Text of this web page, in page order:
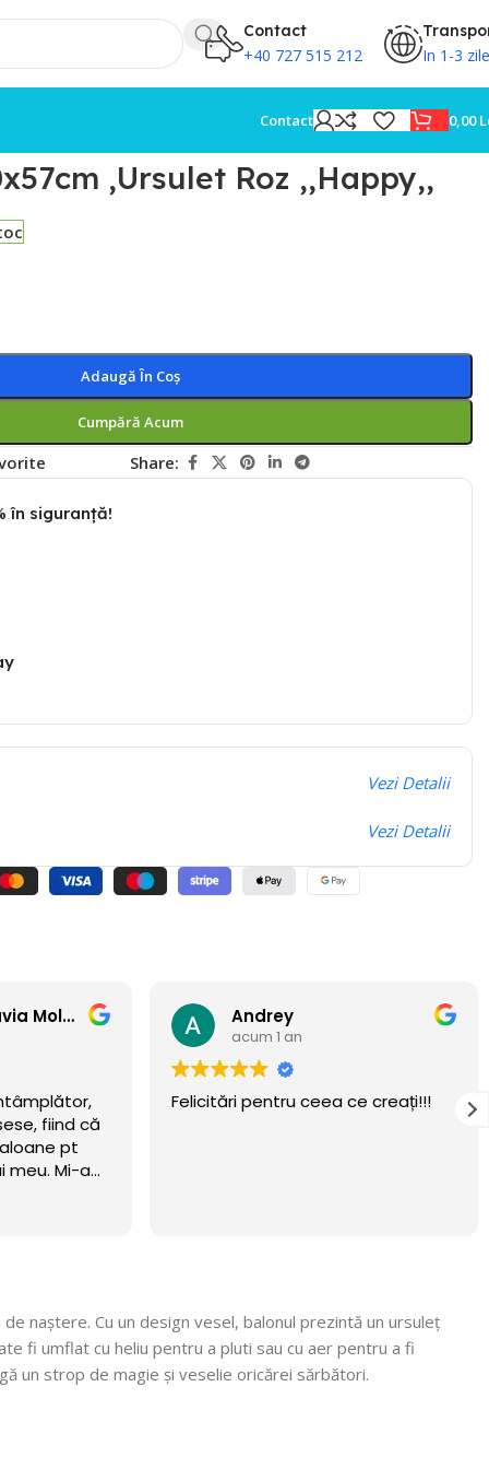
Contact
+40 727 515 212 In 1-3 zile
Contact 0,00
,Ursulet Roz ,,Happy,,
Adaugă În Coș
Cumpără Acum
Share:
în siguranță!
Vezi Detalii
Vezi Detalii
Anamaria Flavia Moldovan
fiind că
pt
Mi-am
🏆
Andrey
acum 1 an
Felicitări pentru ceea ce creați!!!
naștere. Cu un design vesel, balonul prezintă un ursuleț
fi umflat cu heliu pentru a pluti sau cu aer pentru a fi
un strop de magie și veselie oricărei sărbători.